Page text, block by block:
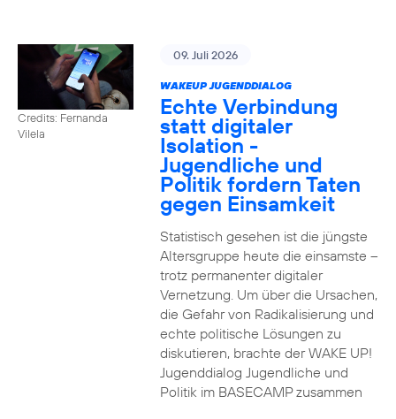
Credits: Fernanda
Vilela
09. Juli 2026
WAKEUP JUGENDDIALOG
Echte Verbindung
statt digitaler
Isolation -
Jugendliche und
Politik fordern Taten
gegen Einsamkeit
Statistisch gesehen ist die jüngste
Altersgruppe heute die einsamste –
trotz permanenter digitaler
Vernetzung. Um über die Ursachen,
die Gefahr von Radikalisierung und
echte politische Lösungen zu
diskutieren, brachte der WAKE UP!
Jugenddialog Jugendliche und
Politik im BASECAMP zusammen